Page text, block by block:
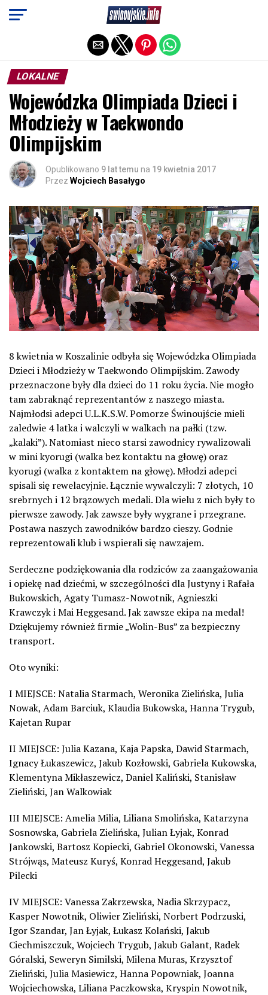
LOKALNE
Wojewódzka Olimpiada Dzieci i
Młodzieży w Taekwondo
Olimpijskim
Opublikowano 9 lat temu na 19 kwietnia 2017
Przez Wojciech Basałygo
8 kwietnia w Koszalinie odbyła się Wojewódzka Olimpiada
Dzieci i Młodzieży w Taekwondo Olimpijskim. Zawody
przeznaczone były dla dzieci do 11 roku życia. Nie mogło
tam zabraknąć reprezentantów z naszego miasta.
Najmłodsi adepci U.L.K.S.W. Pomorze Świnoujście mieli
zaledwie 4 latka i walczyli w walkach na pałki (tzw.
„kalaki”). Natomiast nieco starsi zawodnicy rywalizowali
w mini kyorugi (walka bez kontaktu na głowę) oraz
kyorugi (walka z kontaktem na głowę). Młodzi adepci
spisali się rewelacyjnie. Łącznie wywalczyli: 7 złotych, 10
srebrnych i 12 brązowych medali. Dla wielu z nich były to
pierwsze zawody. Jak zawsze były wygrane i przegrane.
Postawa naszych zawodników bardzo cieszy. Godnie
reprezentowali klub i wspierali się nawzajem.
Serdeczne podziękowania dla rodziców za zaangażowania
i opiekę nad dziećmi, w szczególności dla Justyny i Rafała
Bukowskich, Agaty Tumasz-Nowotnik, Agnieszki
Krawczyk i Mai Heggesand. Jak zawsze ekipa na medal!
Dziękujemy również firmie „Wolin-Bus” za bezpieczny
transport.
Oto wyniki:
I MIEJSCE: Natalia Starmach, Weronika Zielińska, Julia
Nowak, Adam Barciuk, Klaudia Bukowska, Hanna Trygub,
Kajetan Rupar
II MIEJSCE: Julia Kazana, Kaja Papska, Dawid Starmach,
Ignacy Łukaszewicz, Jakub Kozłowski, Gabriela Kukowska,
Klementyna Mikłaszewicz, Daniel Kaliński, Stanisław
Zieliński, Jan Walkowiak
III MIEJSCE: Amelia Milia, Liliana Smolińska, Katarzyna
Sosnowska, Gabriela Zielińska, Julian Łyjak, Konrad
Jankowski, Bartosz Kopiecki, Gabriel Okonowski, Vanessa
Strójwąs, Mateusz Kuryś, Konrad Heggesand, Jakub
Pilecki
IV MIEJSCE: Vanessa Zakrzewska, Nadia Skrzypacz,
Kasper Nowotnik, Oliwier Zieliński, Norbert Podrzuski,
Igor Szandar, Jan Łyjak, Łukasz Kolański, Jakub
Ciechmiszczuk, Wojciech Trygub, Jakub Galant, Radek
Góralski, Seweryn Similski, Milena Muras, Krzysztof
Zieliński, Julia Masiewicz, Hanna Popowniak, Joanna
Wojciechowska, Liliana Paczkowska, Kryspin Nowotnik,
Exit mobile version